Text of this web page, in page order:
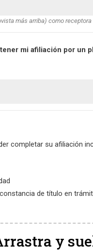
más arriba) como
mi afiliación por un
completar su afiliación
de título en
y